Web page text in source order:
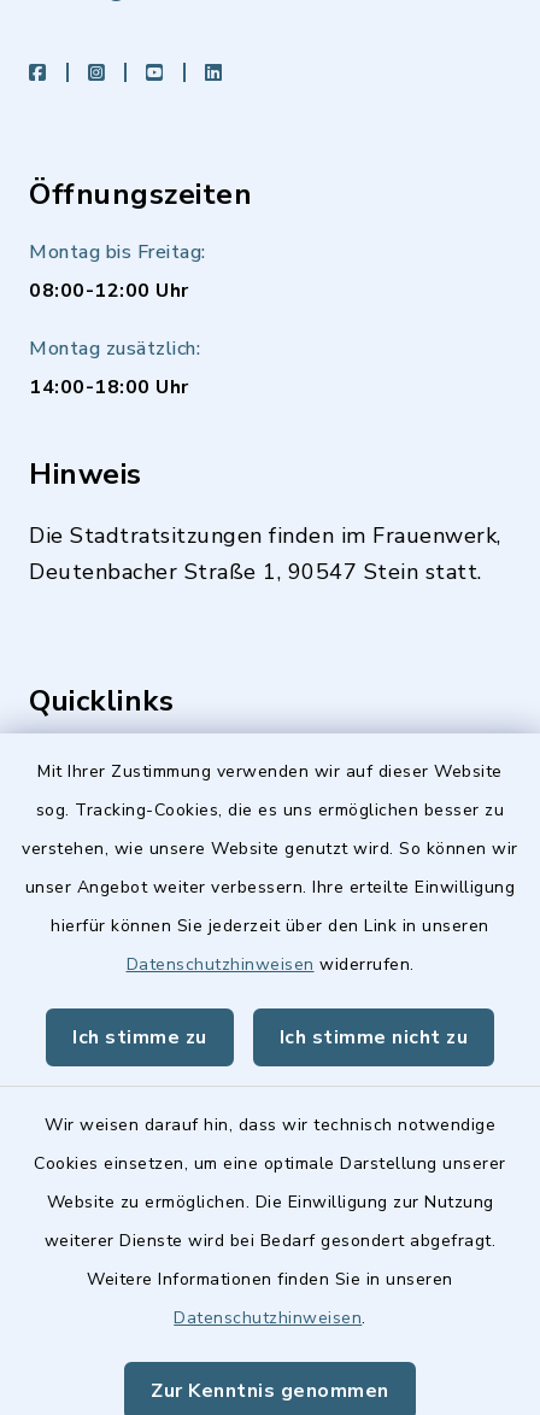
Mit Ihrer Zustimmung verwenden wir auf dieser Website
sog. Tracking-Cookies, die es uns ermöglichen besser zu
verstehen, wie unsere Website genutzt wird. So können wir
unser Angebot weiter verbessern. Ihre erteilte Einwilligung
hierfür können Sie jederzeit über den Link in unseren
Datenschutzhinweisen widerrufen.
Ich stimme zu Ich stimme nicht zu
Wir weisen darauf hin, dass wir technisch notwendige
Cookies einsetzen, um eine optimale Darstellung unserer
Website zu ermöglichen. Die Einwilligung zur Nutzung
weiterer Dienste wird bei Bedarf gesondert abgefragt.
Weitere Informationen finden Sie in unseren
Datenschutzhinweisen.
Zur Kenntnis genommen
facebookinstagramyoutubeLinkedIn
Öffnungszeiten
Montag bis Freitag:
08:00-12:00 Uhr
Montag zusätzlich:
14:00-18:00 Uhr
Hinweis
Die Stadtratsitzungen finden im Frauenwerk,
Deutenbacher Straße 1, 90547 Stein statt.
Quicklinks
Stellenangebote
BayernPortal
Landkreis Fürth
Kontakt
Datenschutz
Impressum
Sitemap
Cookie-Einstellungen